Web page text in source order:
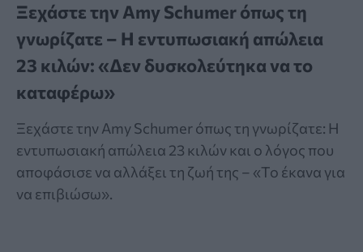
Ξεχάστε την Amy Schumer όπως τη
γνωρίζατε – Η εντυπωσιακή απώλεια
23 κιλών: «Δεν δυσκολεύτηκα να το
καταφέρω»
Ξεχάστε την Amy Schumer όπως τη γνωρίζατε: Η
εντυπωσιακή απώλεια 23 κιλών και ο λόγος που
αποφάσισε να αλλάξει τη ζωή της – «Το έκανα για
να επιβιώσω».